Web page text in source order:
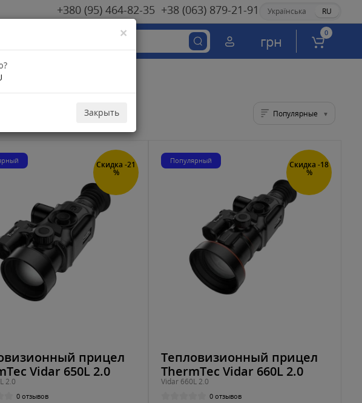
Українська RU
+380 (95) 464-82-35 +38 (063) 879-21-91
грн 0
×
Закрыть Популярные
Скидка -21
%
прицел
Vidar 650L 2.0
2.0
0 отзывов
Скидка -18
%
Популярный
Тепловизионный прицел
ThermTec Vidar 660L 2.0
Vidar 660L 2.0
0 отзывов